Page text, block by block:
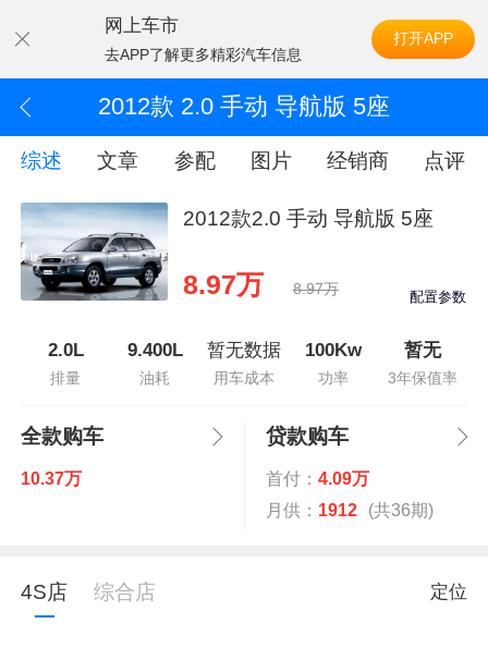
网上车市
去APP了解更多精彩汽车信息
打开APP
2012款 2.0 手动 导航版 5座
综述 文章 参配 图片 经销商 点评
2012款2.0 手动 导航版 5座
8.97万 8.97万 配置参数
2.0L
排量
9.400L
油耗
暂无数据
用车成本
100Kw
功率
暂无
3年保值率
全款购车
10.37万
贷款购车
首付： 4.09万
月供： 1912 (共36期)
4S店 综合店 定位